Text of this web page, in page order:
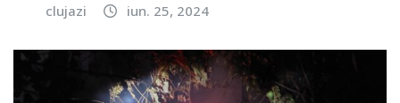
clujazi iun. 25, 2024